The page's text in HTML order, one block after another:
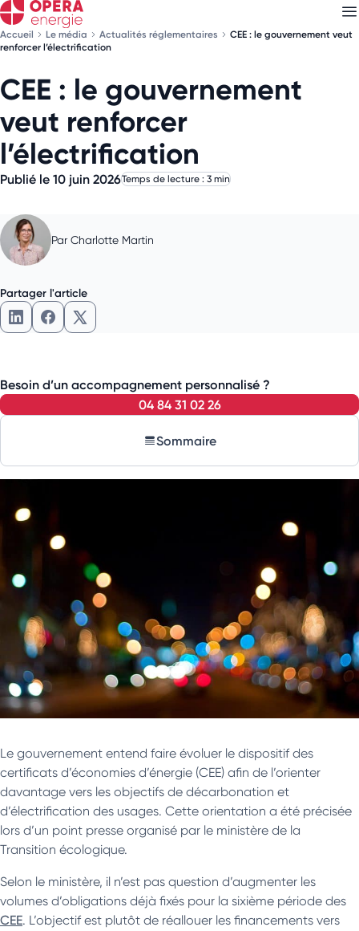
Accueil Le média Actualités réglementaires
CEE : le gouvernement veut
renforcer l’électrification
CEE : le gouvernement
veut renforcer
l’électrification
Publié le 10 juin 2026Temps de lecture : 3 min
Par Charlotte Martin
Partager l'article
Besoin d’un accompagnement personnalisé ?
04 84 31 02 26
Sommaire
Le gouvernement entend faire évoluer le dispositif des
certificats d’économies d’énergie (CEE) afin de l’orienter
davantage vers les objectifs de décarbonation et
d’électrification des usages. Cette orientation a été précisée
lors d’un point presse organisé par le ministère de la
Transition écologique.
Selon le ministère, il n’est pas question d’augmenter les
volumes d’obligations déjà fixés pour la sixième période des
CEE. L’objectif est plutôt de réallouer les financements vers
Découvrez nosnewsletters
Choisissez les newsletters qui vous intéressent